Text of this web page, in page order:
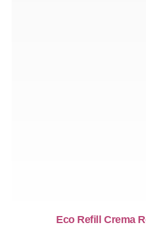
Eco Refill Crema